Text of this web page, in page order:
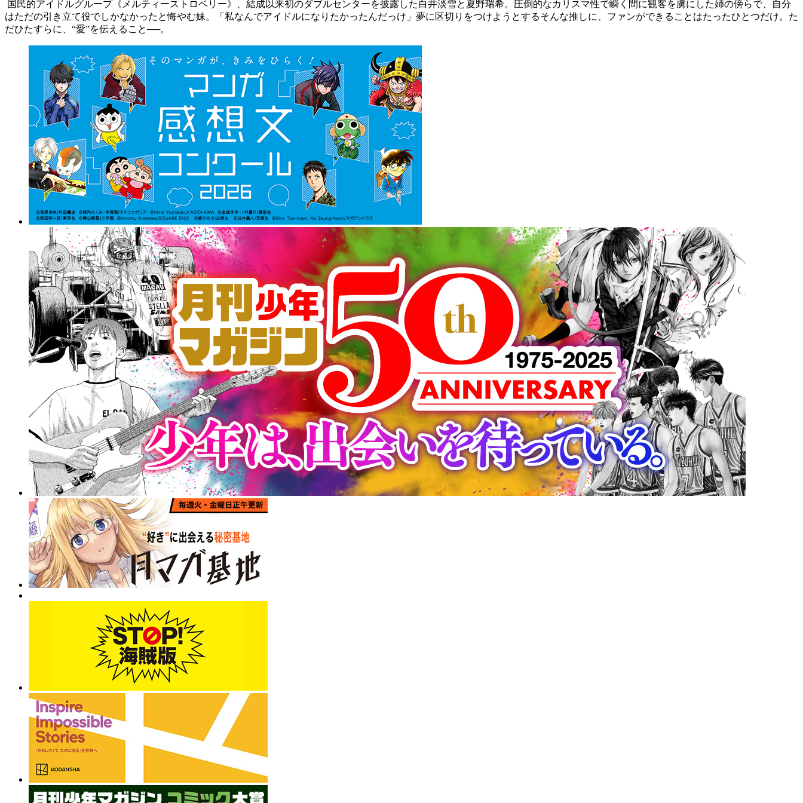
国民的アイドルグループ《メルティーストロベリー》、結成以来初のダブルセンターを披露した白井淡雪と夏野瑞希。圧倒的なカリスマ性で瞬く間に観客を虜にした姉の傍らで、自分
はただの引き立て役でしかなかったと悔やむ妹。「私なんでアイドルになりたかったんだっけ」夢に区切りをつけようとするそんな推しに、ファンができることはたったひとつだけ。た
だひたすらに、“愛”を伝えること──。